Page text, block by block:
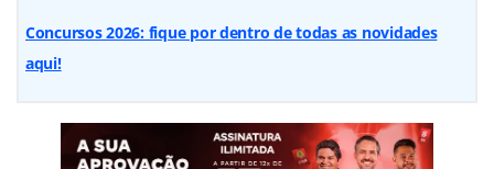
Concursos 2026: fique por dentro de todas as novidades
aqui!